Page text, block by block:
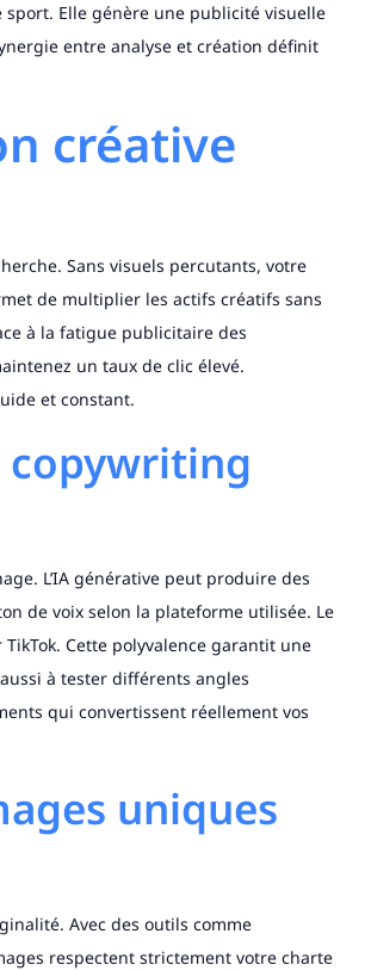
sport. Elle génère une publicité visuelle
entre analyse et création définit
créative
Sans visuels percutants, votre
de multiplier les actifs créatifs sans
à la fatigue publicitaire des
un taux de clic élevé.
et constant.
copywriting
L’IA générative peut produire des
de voix selon la plateforme utilisée. Le
Cette polyvalence garantit une
à tester différents angles
qui convertissent réellement vos
uniques
Avec des outils comme
respectent strictement votre charte